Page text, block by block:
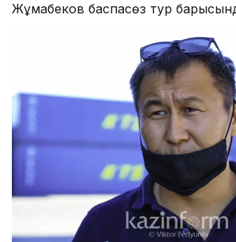
Жұмабеков баспасөз тур